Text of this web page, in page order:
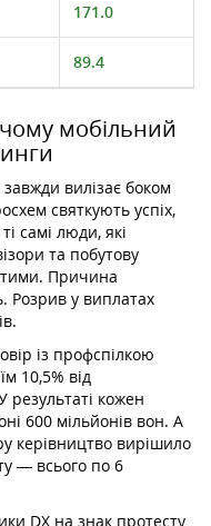
171.0
89.4
мобільний
вилізає боком
святкують успіх,
самі люди, які
та побутову
Причина
Розрив у виплатах
із профспілкою
10,5% від
результаті кожен
600 мільйонів вон. А
керівництво вирішило
— всього по 6
DX на знак протесту